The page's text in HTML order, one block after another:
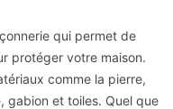
qui permet de
protéger votre maison.
comme la pierre,
gabion et toiles. Quel que